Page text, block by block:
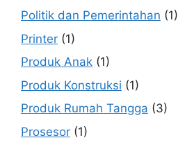
Politik dan Pemerintahan (1)
Printer (1)
Produk Anak (1)
Produk Konstruksi (1)
Produk Rumah Tangga (3)
Prosesor (1)